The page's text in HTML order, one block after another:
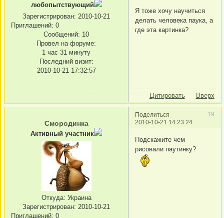
любопытствующий
Зарегистрирован: 2010-10-21
Приглашений: 0
Сообщений: 10
Провел на форуме:
1 час 31 минуту
Последний визит:
2010-10-21 17:32:57
Я тоже хочу научиться
делать человека паука, а
где эта картинка?
Цитировать Вверх
Поделиться
19
2010-10-21 14:23:24
Смородинка
Активный участник
Откуда: Украина
Зарегистрирован: 2010-10-21
Приглашений: 0
Подскажите чем
рисовали паутинку?